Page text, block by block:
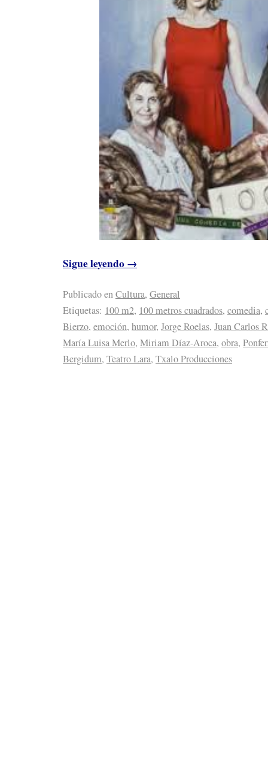
Sigue leyendo→
Publicado enCultura, General
Etiquetas: 100 m2, 100 metros cuadrados, comedia,
Bierzo, emoción, humor, Jorge Roelas, Juan Carlos
María Luisa Merlo, Miriam Díaz-Aroca, obra,
Bergidum, Teatro Lara, Txalo Producciones